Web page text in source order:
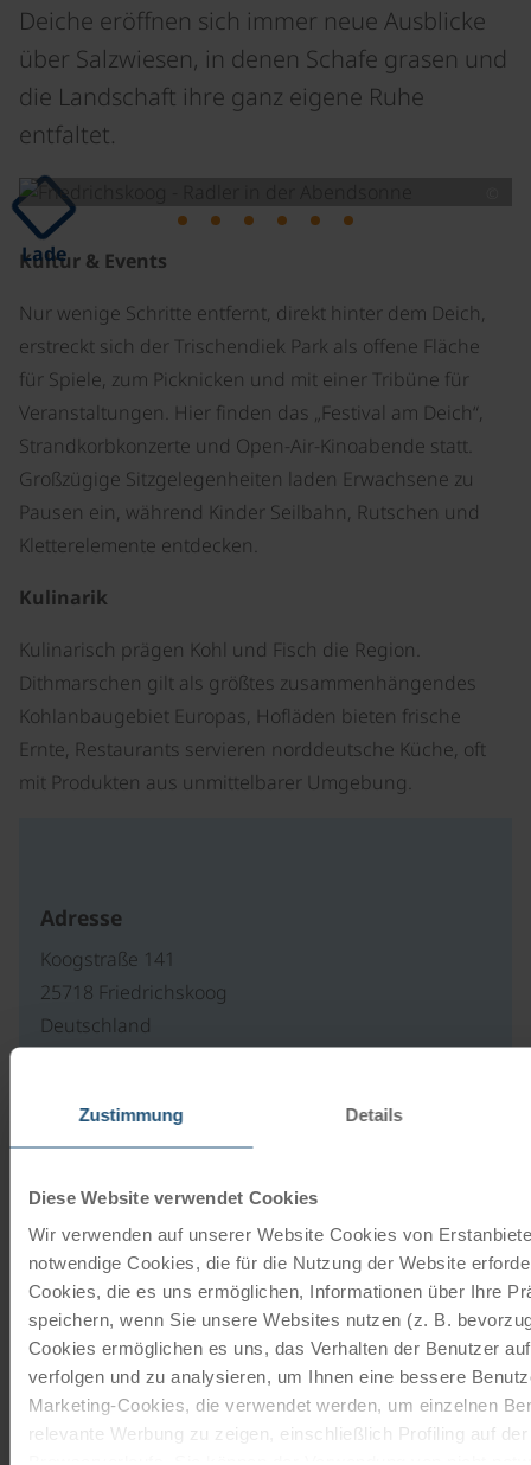
Zustimmung Details
Diese Website verwendet Cookies
Wir verwenden auf unserer Website Cookies von
notwendige Cookies, die für die Nutzung der Website
Cookies, die es uns ermöglichen, Informationen über Ihre
speichern, wenn Sie unsere Websites nutzen (z. B.
Cookies ermöglichen es uns, das Verhalten der Benutzer
verfolgen und zu analysieren, um Ihnen eine bessere
Marketing-Cookies, die verwendet werden, um einzelnen
relevante Werbung zu zeigen, einschließlich Profiling auf
Deiche eröffnen sich immer neue Ausblicke
über Salzwiesen, in denen Schafe grasen und
die Landschaft ihre ganz eigene Ruhe
entfaltet.
Lade
Kultur & Events
Nur wenige Schritte entfernt, direkt hinter dem Deich,
erstreckt sich der Trischendiek Park als offene Fläche
für Spiele, zum Picknicken und mit einer Tribüne für
Veranstaltungen. Hier finden das „Festival am Deich“,
Strandkorbkonzerte und Open-Air-Kinoabende statt.
Großzügige Sitzgelegenheiten laden Erwachsene zu
Pausen ein, während Kinder Seilbahn, Rutschen und
Kletterelemente entdecken.
Kulinarik
Kulinarisch prägen Kohl und Fisch die Region.
Dithmarschen gilt als größtes zusammenhängendes
Kohlanbaugebiet Europas, Hofläden bieten frische
Ernte, Restaurants servieren norddeutsche Küche, oft
mit Produkten aus unmittelbarer Umgebung.
Adresse
Koogstraße 141
25718 Friedrichskoog
Deutschland
Radreisen, Kreuzfahrten und
Radkreuzfahrten
JETZT KOSTENFREI BESTELLEN
Schenken Sie unvergessliche
Momente!